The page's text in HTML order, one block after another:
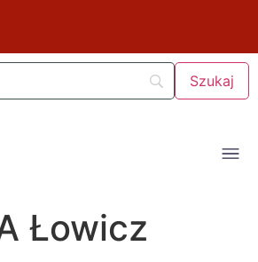
Łowicz